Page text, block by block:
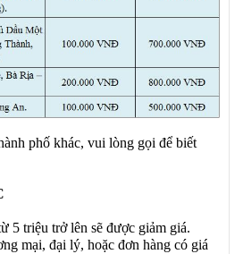
phố khác, vui lòng gọi để biết
5 triệu trở lên sẽ được giảm giá.
mại, đại lý, hoặc đơn hàng có giá